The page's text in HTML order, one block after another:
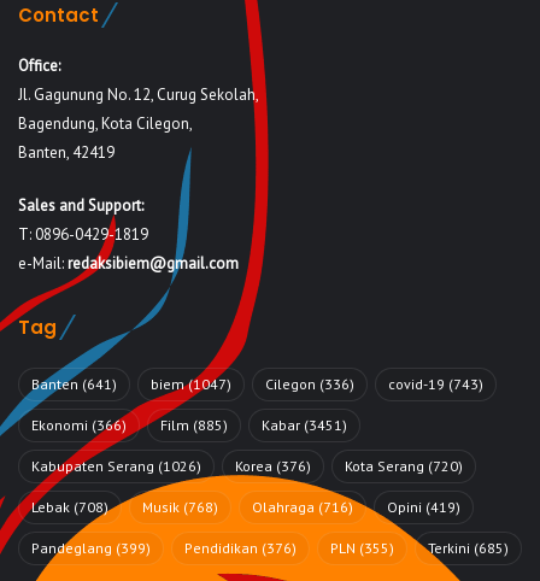
Contact
Office:
Jl. Gagunung No. 12, Curug Sekolah,
Bagendung, Kota Cilegon,
Banten, 42419
Sales and Support:
T: 0896-0429-1819
e-Mail:redaksibiem@gmail.com
Tag
Banten (641) biem(1047) Cilegon (336) covid-19 (743)
Ekonomi (366) Film (885) Kabar (3451)
Kabupaten Serang (1026) Korea (376) Kota Serang (720)
Lebak (708) Musik (768) Olahraga (716) Opini (419)
Pandeglang (399) Pendidikan (376) PLN (355) Terkini (685)